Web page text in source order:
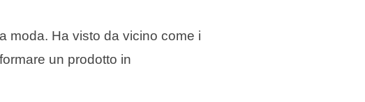
moda. Ha visto da vicino come i
un prodotto in